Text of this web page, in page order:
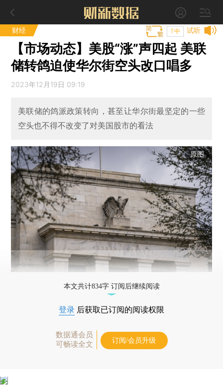
财经 试听
T中
【市场动态】美股“涨”声四起 美联
储转鸽迫使华尔街空头改口唱多
2023年12月19日 09:19
美联储的鸽派政策转向，甚至让华尔街最坚定的一些
空头也不得不改变了对美国股市的看法
原图
本文共计834字 订阅后继续阅读
登录 后获取已订阅的阅读权限
数据通会员
可畅读全文
订阅/会员升级